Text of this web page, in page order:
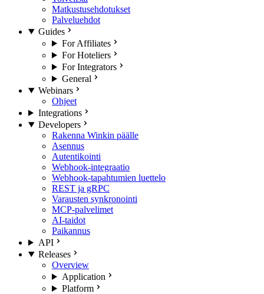
Matkustusehdotukset
Palveluehdot
Guides
For Affiliates
For Hoteliers
For Integrators
General
Webinars
Ohjeet
Integrations
Developers
Rakenna Winkin päälle
Asennus
Autentikointi
Webhook-integraatio
Webhook-tapahtumien luettelo
REST ja gRPC
Varausten synkronointi
MCP-palvelimet
AI-taidot
Paikannus
API
Releases
Overview
Application
Platform